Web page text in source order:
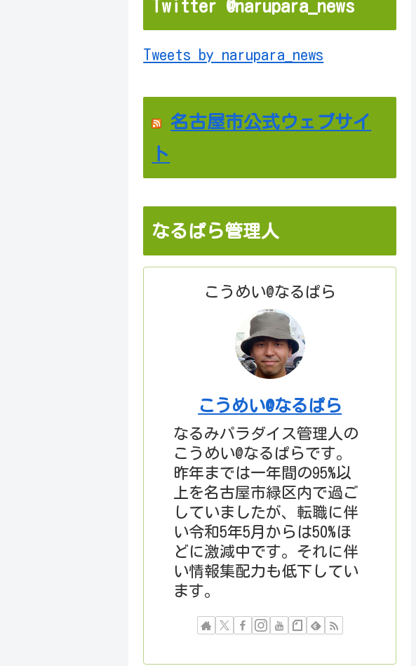
Twitter @narupara_news
Tweets by narupara_news
名古屋市公式ウェブサイ
ト
なるぱら管理人
こうめい@なるぱら
こうめい@なるぱら
なるみパラダイス管理人の
こうめい@なるぱらです。
昨年までは一年間の95%以
上を名古屋市緑区内で過ご
していましたが、転職に伴
い令和5年5月からは50%ほ
どに激減中です。それに伴
い情報集配力も低下してい
ます。